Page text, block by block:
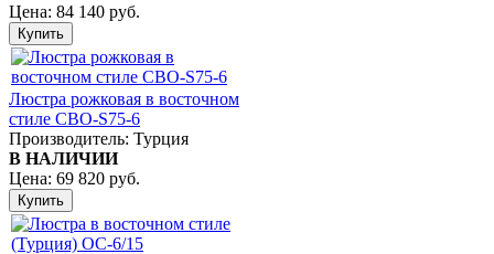
Цена: 84 140 руб.
Люстра рожковая в восточном
стиле CBO-S75-6
Производитель: Турция
В НАЛИЧИИ
Цена: 69 820 руб.